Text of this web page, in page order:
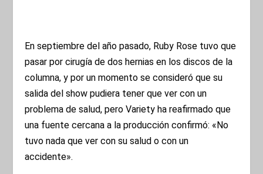
En septiembre del año pasado, Ruby Rose tuvo que
pasar por cirugía de dos hernias en los discos de la
columna, y por un momento se consideró que su
salida del show pudiera tener que ver con un
problema de salud, pero Variety ha reafirmado que
una fuente cercana a la producción confirmó: «No
tuvo nada que ver con su salud o con un
accidente».